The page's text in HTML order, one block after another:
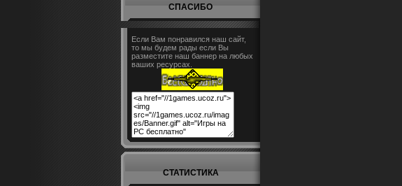
СПАСИБО
Если Вам понравился наш сайт,
то мы будем рады если Вы
разместите наш баннер на любых
ваших ресурсах.
СТАТИСТИКА